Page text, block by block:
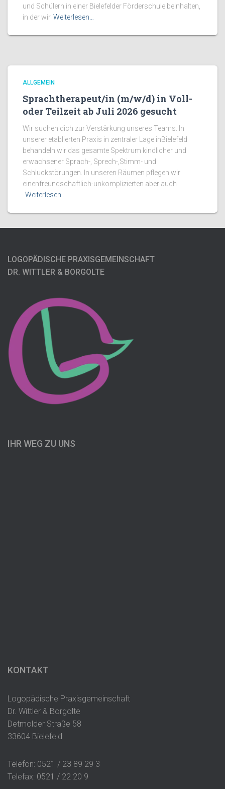
und Schülern in einer Bielefelder Förderschule beinhalten,
in der wir Weiterlesen…
ALLGEMEIN
Sprachtherapeut/in (m/w/d) in Voll-
oder Teilzeit ab Juli 2026 gesucht
Wir suchen dich zur Verstärkung unseres Teams. In
unserer etablierten Praxis in zentraler Lage inBielefeld
behandeln wir das gesamte Spektrum kindlicher und
erwachsener Sprach-, Sprech-,Stimm- und
Schluckstörungen. In unseren Räumen pflegen wir
einenfreundschaftlich-unkomplizierten aber auch
Weiterlesen…
LOGOPÄDISCHE PRAXISGEMEINSCHAFT
DR. WITTLER & BORGOLTE
IHR WEG ZU UNS
KONTAKT
Logopädische Praxisgemeinschaft
Dr. Wittler & Borgolte
Detmolder Straße 58
33604 Bielefeld
Telefon: 0521 / 23 89 29 3
Telefax: 0521 / 22 20 9